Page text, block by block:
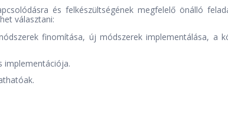
és felkészültségének megfelelő önálló
választani:
finomítása, új módszerek implementálása, a
implementációja.